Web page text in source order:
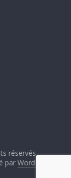
réservés.
parWordPress